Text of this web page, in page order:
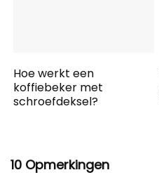
Hoe werkt een
koffiebeker met
schroefdeksel?
10 Opmerkingen